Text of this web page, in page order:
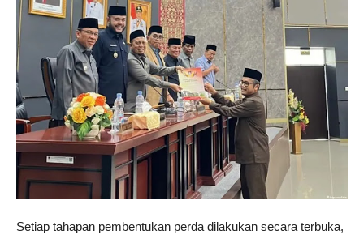
Setiap tahapan pembentukan perda dilakukan secara terbuka,